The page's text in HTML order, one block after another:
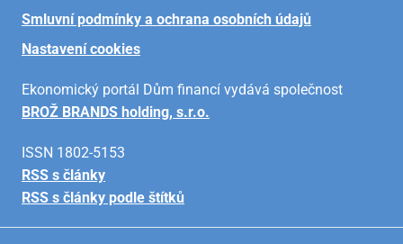
Smluvní podmínky a ochrana osobních údajů
Nastavení cookies
Ekonomický portál Dům financí vydává společnost
BROŽ BRANDS holding, s.r.o.
ISSN 1802-5153
RSS s články
RSS s články podle štítků